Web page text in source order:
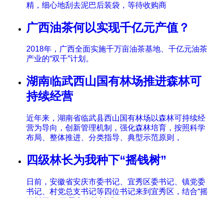
精，细心地刮去泥巴后装袋，等待收购商
广西油茶何以实现千亿元产值？
2018年，广西全面实施千万亩油茶基地、千亿元油茶
产业的“双千”计划。
湖南临武西山国有林场推进森林可
持续经营
近年来，湖南省临武县西山国有林场以森林可持续经
营为导向，创新管理机制，强化森林培育，按照科学
布局、整体推进、分类指导、典型示范原则，
四级林长为我种下“摇钱树”
日前，安徽省安庆市委书记、宜秀区委书记、镇党委
书记、村党总支书记等四位书记来到宜秀区，结合“摇